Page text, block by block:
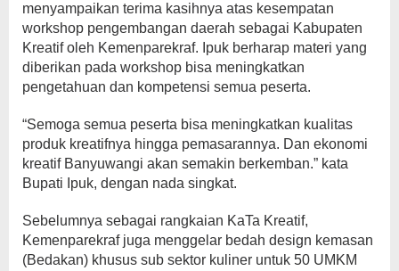
menyampaikan terima kasihnya atas kesempatan
workshop pengembangan daerah sebagai Kabupaten
Kreatif oleh Kemenparekraf. Ipuk berharap materi yang
diberikan pada workshop bisa meningkatkan
pengetahuan dan kompetensi semua peserta.
“Semoga semua peserta bisa meningkatkan kualitas
produk kreatifnya hingga pemasarannya. Dan ekonomi
kreatif Banyuwangi akan semakin berkemban.” kata
Bupati Ipuk, dengan nada singkat.
Sebelumnya sebagai rangkaian KaTa Kreatif,
Kemenparekraf juga menggelar bedah design kemasan
(Bedakan) khusus sub sektor kuliner untuk 50 UMKM